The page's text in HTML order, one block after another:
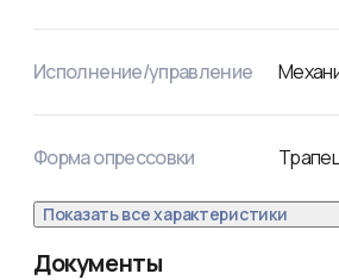
Исполнение/управление
Форма опрессовки
Показать все характеристики
Документы